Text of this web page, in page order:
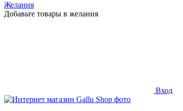
Желания
Добавьте товары в желания
Вход